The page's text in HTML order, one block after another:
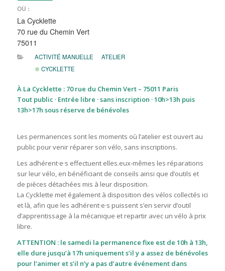
OÙ :
La Cycklette
70 rue du Chemin Vert
75011
ACTIVITÉ MANUELLE
ATELIER
CYCKLETTE
À La Cycklette : 70 rue du Chemin Vert – 75011 Paris
Tout public · Entrée libre · sans inscription · 10h>13h puis
13h>17h sous réserve de bénévoles
Les permanences sont les moments où l’atelier est ouvert au
public pour venir réparer son vélo, sans inscriptions.
Les adhérent·e·s effectuent elles.eux-mêmes les réparations
sur leur vélo, en bénéficiant de conseils ainsi que d’outils et
de pièces détachées mis à leur disposition.
La Cycklette met également à disposition des vélos collectés ici
et là, afin que les adhérent·e·s puissent s’en servir d’outil
d’apprentissage à la mécanique et repartir avec un vélo à prix
libre.
ATTENTION : le samedi la permanence fixe est de 10h à 13h,
elle dure jusqu’à 17h uniquement s’il y a assez de bénévoles
pour l’animer et s’il n’y a pas d’autre événement dans